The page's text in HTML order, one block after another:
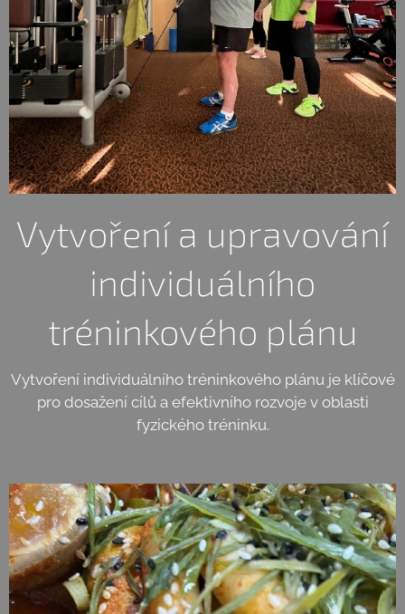
Vytvoření a upravování
individuálního
tréninkového plánu
Vytvoření individuálního tréninkového plánu je klíčové
pro dosažení cílů a efektivního rozvoje v oblasti
fyzického tréninku.